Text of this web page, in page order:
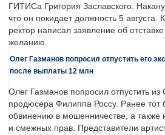
ГИТИСа Григория Заславского.
что он покидает должность 5 августа.
ректор написал заявление об
желанию.
Олег Газманов попросил отпустить его
после выплаты 12 млн
Олег Газманов попросил отпустить из
продюсера Филиппа Россу. Ранее тот
обвинению в мошенничестве, а также
и смежных прав. Представители